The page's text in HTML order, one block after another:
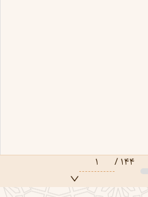
صفحه ۱۱۴۴ / ۱